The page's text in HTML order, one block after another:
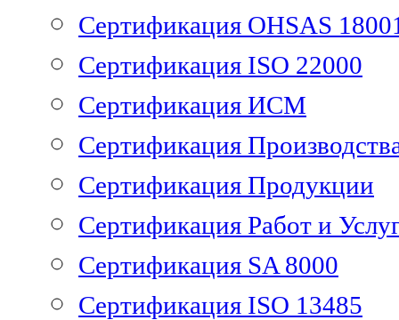
Сертификация OHSAS
Сертификация ISO 22000
Сертификация ИСМ
Сертификация
Сертификация Продукции
Сертификация Работ и
Сертификация SA 8000
Сертификация ISO 13485